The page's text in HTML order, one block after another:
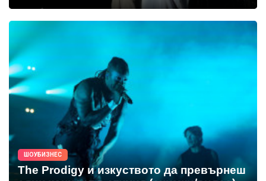
ШОУБИЗНЕС
The Prodigy и изкуството да превърнеш